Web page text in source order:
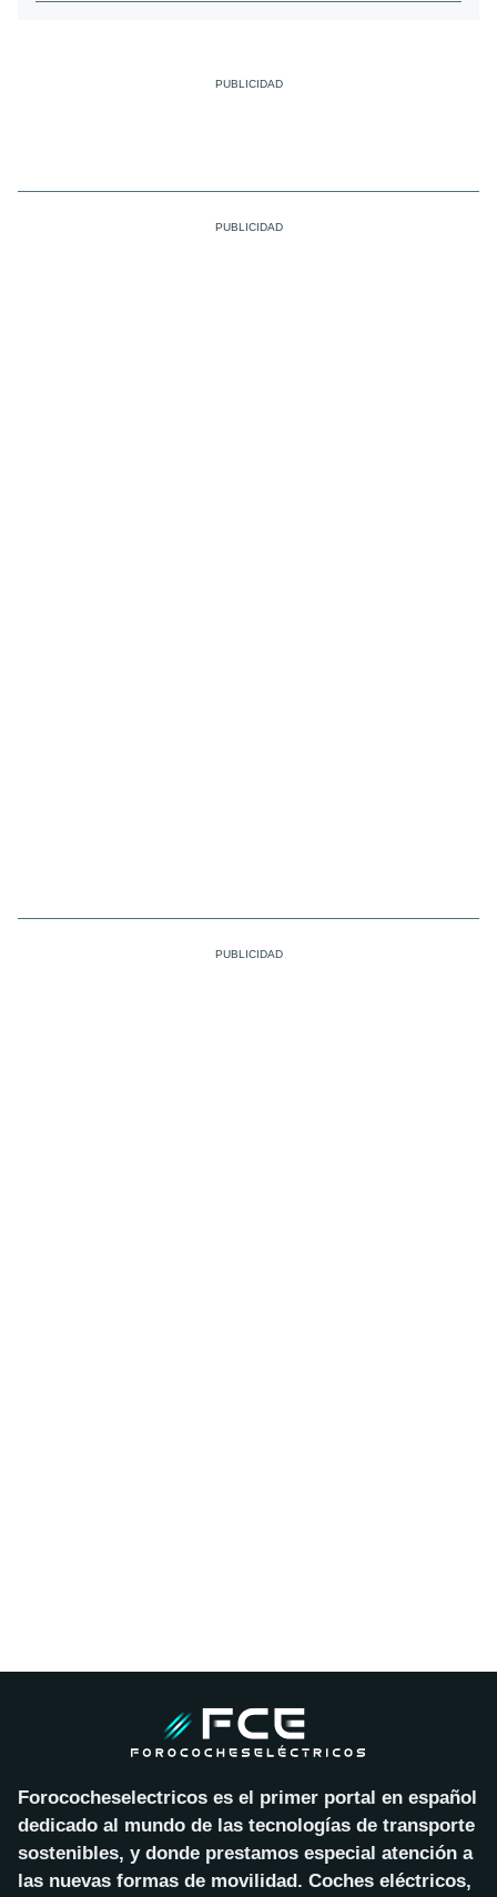
Forococheselectricos es el primer portal en español
dedicado al mundo de las tecnologías de transporte
sostenibles, y donde prestamos especial atención a
las nuevas formas de movilidad. Coches eléctricos,